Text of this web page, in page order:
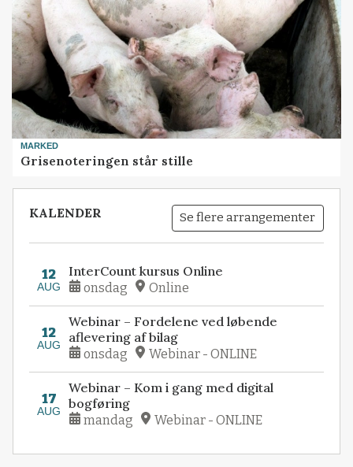
MARKED
Grisenoteringen står stille
KALENDER Se flere arrangementer
12
AUG
InterCount kursus Online
onsdag Online
12
AUG
Webinar – Fordelene ved løbende
aflevering af bilag
onsdag Webinar - ONLINE
17
AUG
Webinar – Kom i gang med digital
bogføring
mandag Webinar - ONLINE